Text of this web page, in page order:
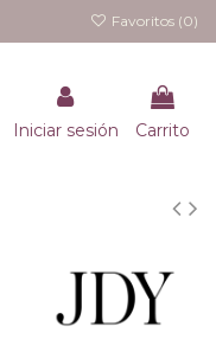
Favoritos (0)
Iniciar sesión Carrito